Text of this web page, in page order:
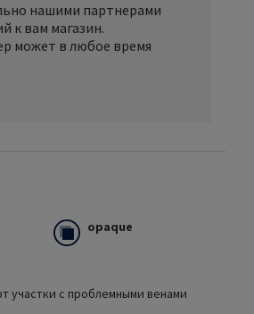
нашими партнерами
к вам магазин.
может в любое время
opaque
участки с проблемными венами
с идеальной посадкой,
комфорта и заботы о здоровье.